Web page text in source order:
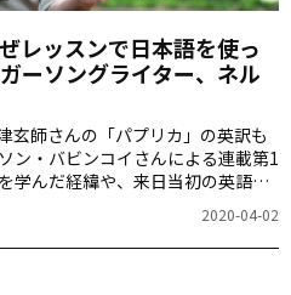
レッスンで日本語を使っ
ーソングライター、ネル
玄師さんの「パプリカ」の英訳も
ン・バビンコイさんによる連載第1
学んだ経緯や、来日当初の英語講
2020-04-02